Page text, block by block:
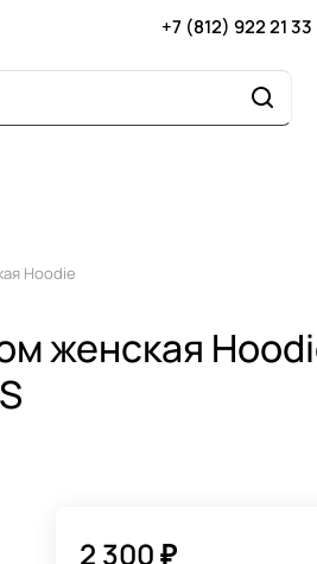
+7 (812) 922 21 33
Hoodie
женская
2 300 ₽